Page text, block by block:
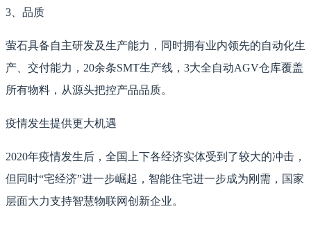
3、品质
萤石具备自主研发及生产能力，同时拥有业内领先的自动化生
产、交付能力，20余条SMT生产线，3大全自动AGV仓库覆盖
所有物料，从源头把控产品品质。
疫情发生提供更大机遇
2020年疫情发生后，全国上下各经济实体受到了较大的冲击，
但同时“宅经济”进一步崛起，智能住宅进一步成为刚需，国家
层面大力支持智慧物联网创新企业。